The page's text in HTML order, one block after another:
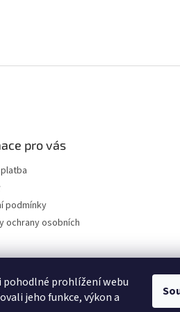
pohodlné prohlížení webu
jeho funkce, výkon a
pro vás
podmínky
ochrany osobních